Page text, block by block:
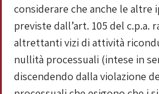
considerare che anche le altre
previste dall’art. 105 del c.p.a.
altrettanti vizi di attività
nullità processuali (intese in
discendendo dalla violazione